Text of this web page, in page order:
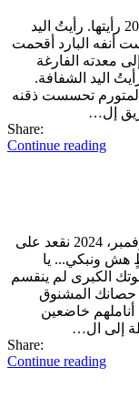
الْيَدُ الشَّفَّافَة هاجر منصور سراج 04 يناير ، 2025 رأيتها. رأيتُ اليد
أنفه البارد أقحمت
معدته الفارغة
اليد الشفافة.
تحسست ذقنه
إل…
Share:
Continue reading
عَلَى أَرْصِفَةِ مَدِيْنَتِي هاجر منصور سراج 30 نوفمبر، 2024 نقعد على
هش ونبكي... يا
الكبرى لم ينقسم
حصانك المشنوق
أناملهم خاضعين
إلى ال…
Share:
Continue reading